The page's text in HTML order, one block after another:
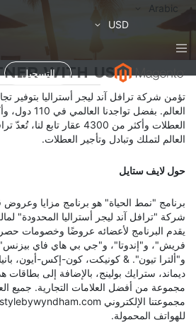
لغة
Arabic
العملة
USD
التسجيلWITH US
تؤمن شركة ترافل آند ليجر أستراليا بتوفير
العطلات وأكثر من 4300 عقار
العالم لتملك وتبادل وتأجير العطلات.
حول لايف ستايل
برنامج "نمط الحياة" هو برنامج مزايا
شركة "ترافل آند ليجر أستراليا المحدودة"
يقدم البرنامج لأعضائه عروضًا وخصومات
فريش"، و"إندوتا"، و"جي بي هاي فاي
و"ألترا تيون". & كونيكت، كون-إكس-أيون،
ديماند، سترايك بولينج، بالإضافة إلى بطاقات
مجموعة من أفضل العلامات التجارية. جميع
للهواتف المحمولة.